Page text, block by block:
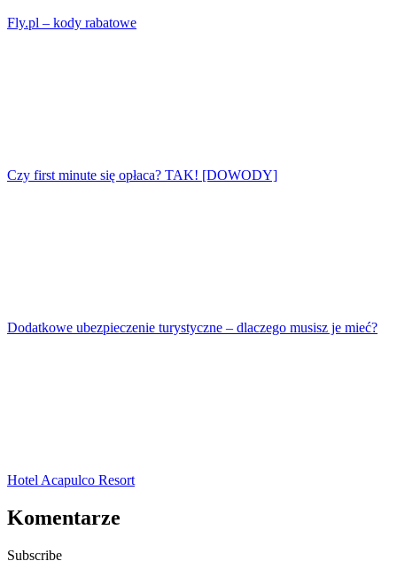
Fly.pl – kody rabatowe
Czy first minute się opłaca? TAK! [DOWODY]
Dodatkowe ubezpieczenie turystyczne – dlaczego musisz je mieć?
Hotel Acapulco Resort
Komentarze
Subscribe